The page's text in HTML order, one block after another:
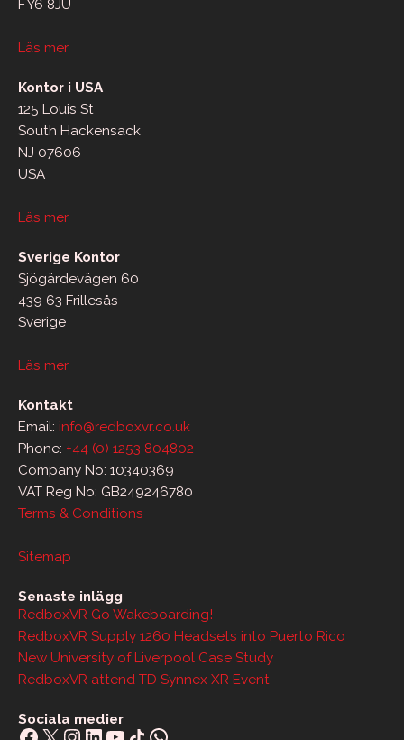
FY6 8JU
Läs mer
Kontor i USA
125 Louis St
South Hackensack
NJ 07606
USA
Läs mer
Sverige Kontor
Sjögärdevägen 60
439 63 Frillesås
Sverige
Läs mer
Kontakt
Email: info@redboxvr.co.uk
Phone: +44 (0) 1253 804802
Company No: 10340369
VAT Reg No: GB249246780
Terms & Conditions
Sitemap
Senaste inlägg
RedboxVR Go Wakeboarding!
RedboxVR Supply 1260 Headsets into Puerto Rico
New University of Liverpool Case Study
RedboxVR attend TD Synnex XR Event
Sociala medier